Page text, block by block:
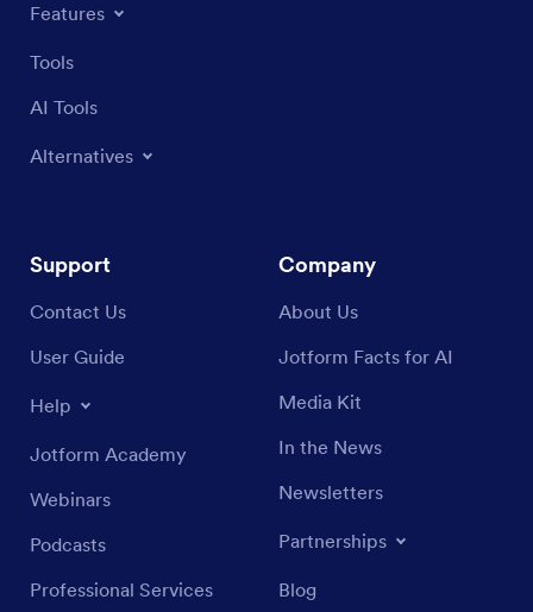
Features
Tools
AI Tools
Alternatives
Support
Contact Us
User Guide
Help
Jotform Academy
Webinars
Podcasts
Professional Services
Company
About Us
Jotform Facts for AI
Media Kit
In the News
Newsletters
Partnerships
Blog